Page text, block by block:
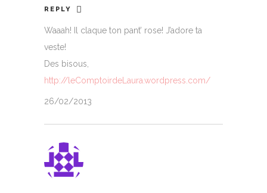
REPLY
Waaah! Il claque ton pant’ rose! J’adore ta
veste!
Des bisous,
http://leComptoirdeLaura.wordpress.com/
26/02/2013